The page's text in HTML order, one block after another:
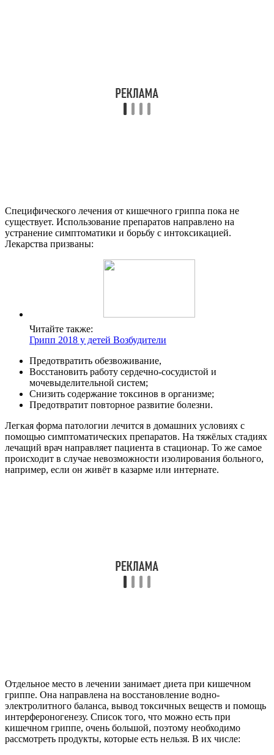
Специфического лечения от кишечного гриппа пока не
существует. Использование препаратов направлено на
устранение симптоматики и борьбу с интоксикацией.
Лекарства призваны:
Читайте также:
Грипп 2018 у детей Возбудители
Предотвратить обезвоживание,
Восстановить работу сердечно-сосудистой и
мочевыделительной систем;
Снизить содержание токсинов в организме;
Предотвратит повторное развитие болезни.
Легкая форма патологии лечится в домашних условиях с
помощью симптоматических препаратов. На тяжёлых стадиях
лечащий врач направляет пациента в стационар. То же самое
происходит в случае невозможности изолирования больного,
например, если он живёт в казарме или интернате.
Отдельное место в лечении занимает диета при кишечном
гриппе. Она направлена на восстановление водно-
электролитного баланса, вывод токсичных веществ и помощь
интерфероногенезу. Список того, что можно есть при
кишечном гриппе, очень большой, поэтому необходимо
рассмотреть продукты, которые есть нельзя. В их числе: